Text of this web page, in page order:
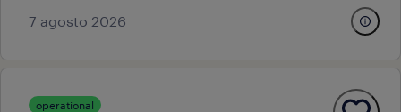
7 agosto 2026
operational